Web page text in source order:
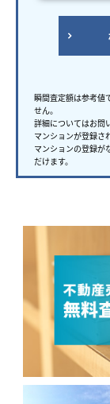
瞬間査定額は参考値
せん。
詳細についてはお問
マンションが登録さ
マンションの登録が
だけます。